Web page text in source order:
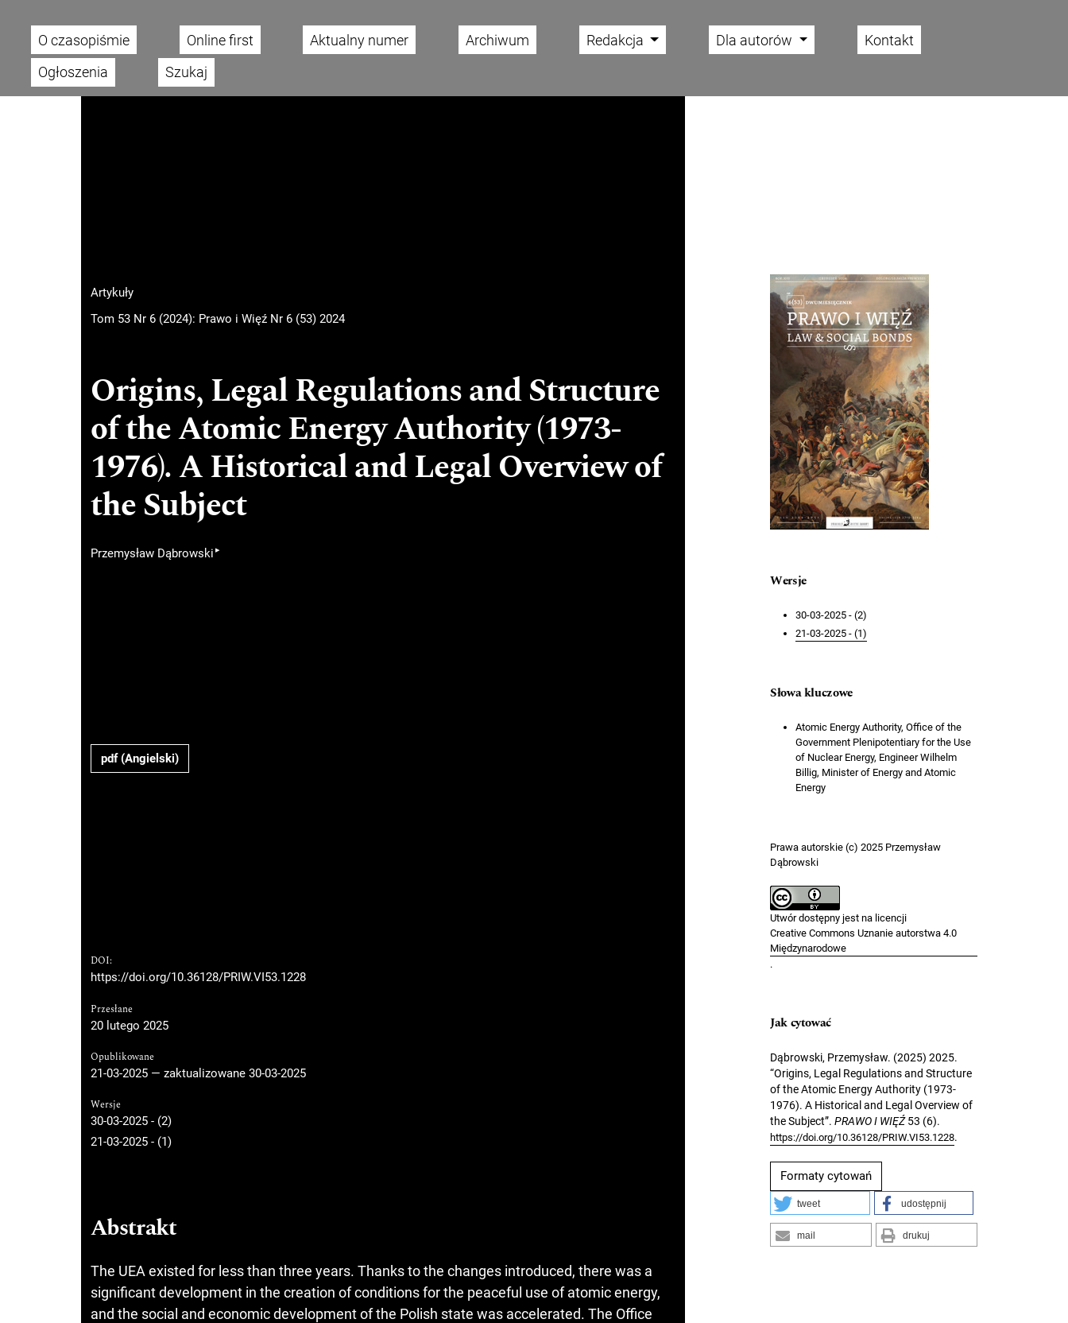
Main menu
O czasopiśmie Online first Aktualny numer Archiwum Redakcja Dla autorów
Kontakt
Ogłoszenia
Szukaj
Artykuły
Tom 53 Nr 6 (2024): Prawo i Więź Nr 6 (53) 2024
Origins, Legal Regulations and Structure
of the Atomic Energy Authority (1973-
1976). A Historical and Legal Overview of
the Subject
Przemysław Dąbrowski ▸
pdf (Angielski)
DOI:
https://doi.org/10.36128/PRIW.VI53.1228
Przesłane
20 lutego 2025
Opublikowane
21-03-2025 — zaktualizowane 30-03-2025
Wersje
30-03-2025 - (2)
21-03-2025 - (1)
Abstrakt
The UEA existed for less than three years. Thanks to the changes introduced, there was a
significant development in the creation of conditions for the peaceful use of atomic energy,
and the social and economic development of the Polish state was accelerated. The Office
Cover image
Wersje
30-03-2025 - (2)
21-03-2025 - (1)
Słowa kluczowe
Atomic Energy Authority, Office of the
Government Plenipotentiary for the Use
of Nuclear Energy, Engineer Wilhelm
Billig, Minister of Energy and Atomic
Energy
Prawa autorskie (c) 2025 Przemysław
Dąbrowski
Utwór dostępny jest na licencji
Creative Commons Uznanie autorstwa 4.0
Międzynarodowe
.
Jak cytować
Dąbrowski, Przemysław. (2025) 2025.
“Origins, Legal Regulations and Structure
of the Atomic Energy Authority (1973-
1976). A Historical and Legal Overview of
the Subject”. PRAWO I WIĘŹ53 (6).
https://doi.org/10.36128/PRIW.VI53.1228.
Formaty cytowań
tweet udostępnij
mail drukuj